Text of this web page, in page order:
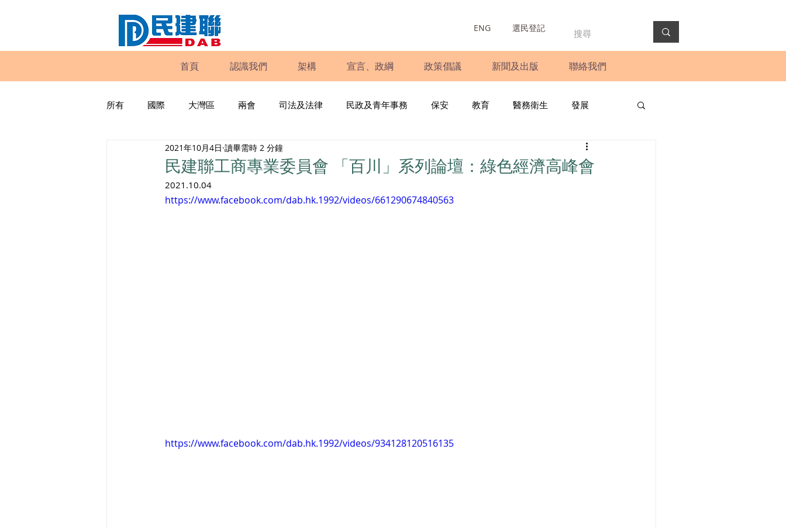
ENG 選民登記
首頁 認識我們 架構 宣言、政綱 政策倡議 新聞及出版 聯絡我們
所有 國際 大灣區 兩會 司法及法律 民政及青年事務 保安 教育 醫務衛生 發展
工商專業 家庭 圓桌會議
民建聯報告及建議書 調查 新冠肺炎 選舉 義工
民建聯工商專業委員會 「百川」系列論壇：綠色經濟高峰會
2021年10月4日 讀畢需時 2 分鐘
2021.10.04
https://www.facebook.com/dab.hk.1992/videos/661290674840563
https://www.facebook.com/dab.hk.1992/videos/934128120516135